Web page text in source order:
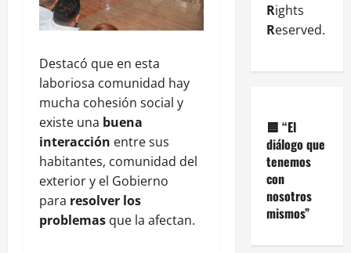
Destacó que en esta
laboriosa comunidad hay
mucha cohesión social y
existe una buena
interacción entre sus
habitantes, comunidad del
exterior y el Gobierno
para resolver los
problemas que la afectan.
Rights
Reserved.
🟦 “El
diálogo que
tenemos
con
nosotros
mismos”